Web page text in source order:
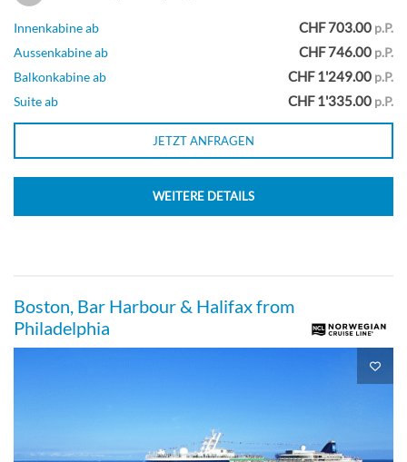
Deck 04
Innenkabine
Solo Innenkabine-[IT]
Sail Away Innenkabine-[IX]
Innenkabine
Innenkabine ab CHF 703.00 p.P.
Aussenkabine ab
CHF 746.00 p.P.
Balkonkabine ab
CHF 1'249.00 p.P.
Suite ab
CHF 1'335.00 p.P.
JETZT ANFRAGEN
WEITERE DETAILS
Boston, Bar Harbour & Halifax from
Philadelphia